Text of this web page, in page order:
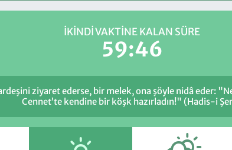
İKINDI VAKTİNE KALAN SÜRE
59:46
ziyaret ederse, bir melek, ona şöyle nidâ eder:
Cennet’te kendine bir köşk hazırladın!" (Hadis-i